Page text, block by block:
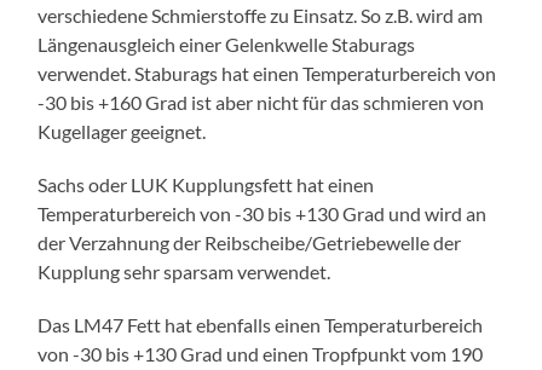
verschiedene Schmierstoffe zu Einsatz. So z.B. wird am
Längenausgleich einer Gelenkwelle Staburags
verwendet. Staburags hat einen Temperaturbereich von
-30 bis +160 Grad ist aber nicht für das schmieren von
Kugellager geeignet.
Sachs oder LUK Kupplungsfett hat einen
Temperaturbereich von -30 bis +130 Grad und wird an
der Verzahnung der Reibscheibe/Getriebewelle der
Kupplung sehr sparsam verwendet.
Das LM47 Fett hat ebenfalls einen Temperaturbereich
von -30 bis +130 Grad und einen Tropfpunkt vom 190